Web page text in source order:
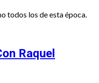
todos los de esta época.
Raquel